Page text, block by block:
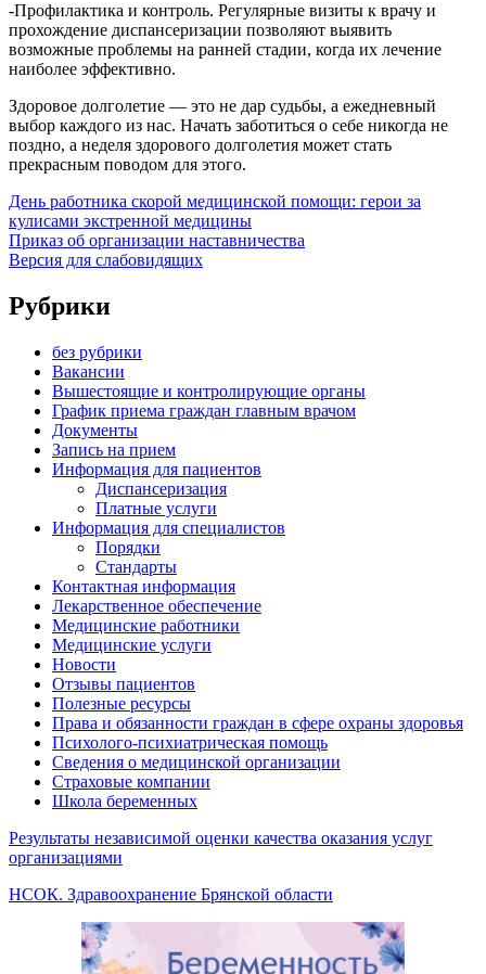
-Профилактика и контроль. Регулярные визиты к врачу и
прохождение диспансеризации позволяют выявить
возможные проблемы на ранней стадии, когда их лечение
наиболее эффективно.
Здоровое долголетие — это не дар судьбы, а ежедневный
выбор каждого из нас. Начать заботиться о себе никогда не
поздно, а неделя здорового долголетия может стать
прекрасным поводом для этого.
День работника скорой медицинской помощи: герои за
кулисами экстренной медицины
Приказ об организации наставничества
Версия для слабовидящих
Рубрики
без рубрики
Вакансии
Вышестоящие и контролирующие органы
График приема граждан главным врачом
Документы
Запись на прием
Информация для пациентов
Диспансеризация
Платные услуги
Информация для специалистов
Порядки
Стандарты
Контактная информация
Лекарственное обеспечение
Медицинские работники
Медицинские услуги
Новости
Отзывы пациентов
Полезные ресурсы
Права и обязанности граждан в сфере охраны здоровья
Психолого-психиатрическая помощь
Сведения о медицинской организации
Страховые компании
Школа беременных
Результаты независимой оценки качества оказания услуг
организациями
НСОК. Здравоохранение Брянской области